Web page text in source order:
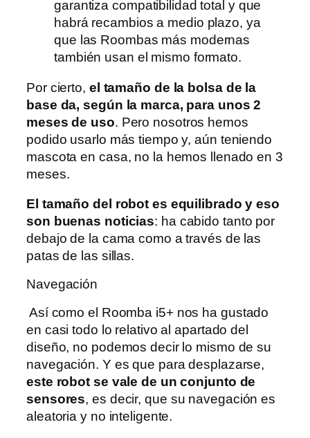
garantiza compatibilidad total y que
habrá recambios a medio plazo, ya
que las Roombas más modernas
también usan el mismo formato.
Por cierto, el tamaño de la bolsa de la
base da, según la marca, para unos 2
meses de uso. Pero nosotros hemos
podido usarlo más tiempo y, aún teniendo
mascota en casa, no la hemos llenado en 3
meses.
El tamaño del robot es equilibrado y eso
son buenas noticias: ha cabido tanto por
debajo de la cama como a través de las
patas de las sillas.
Navegación
Así como el Roomba i5+ nos ha gustado
en casi todo lo relativo al apartado del
diseño, no podemos decir lo mismo de su
navegación. Y es que para desplazarse,
este robot se vale de un conjunto de
sensores, es decir, que su navegación es
aleatoria y no inteligente.